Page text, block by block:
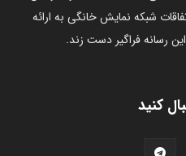
شبکه نمایش خانگی به ارائه
رسانه فراگیر دست زند.
کنید